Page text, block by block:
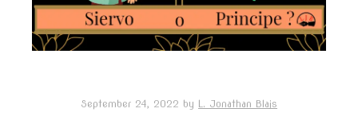
September 24, 2022 by L. Jonathan Blais